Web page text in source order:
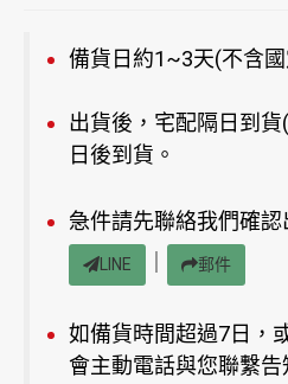
備貨日約1~3天(不含國
出貨後，宅配隔日到
日後到貨。
急件請先聯絡我們確認
LINE 郵件
如備貨時間超過7日，
會主動電話與您聯繫告